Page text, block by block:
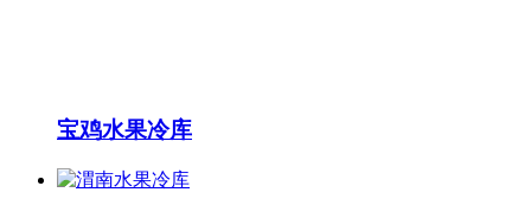
宝鸡水果冷库